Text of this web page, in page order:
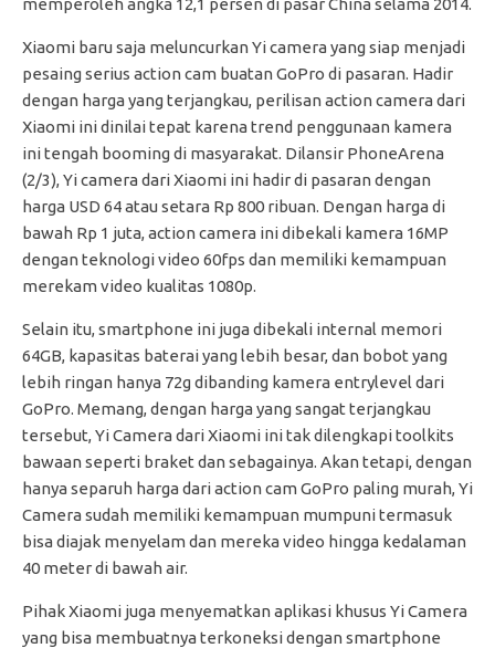
memperoleh angka 12,1 persen di pasar China selama 2014.
Xiaomi baru saja meluncurkan Yi camera yang siap menjadi
pesaing serius action cam buatan GoPro di pasaran. Hadir
dengan harga yang terjangkau, perilisan action camera dari
Xiaomi ini dinilai tepat karena trend penggunaan kamera
ini tengah booming di masyarakat. Dilansir PhoneArena
(2/3), Yi camera dari Xiaomi ini hadir di pasaran dengan
harga USD 64 atau setara Rp 800 ribuan. Dengan harga di
bawah Rp 1 juta, action camera ini dibekali kamera 16MP
dengan teknologi video 60fps dan memiliki kemampuan
merekam video kualitas 1080p.
Selain itu, smartphone ini juga dibekali internal memori
64GB, kapasitas baterai yang lebih besar, dan bobot yang
lebih ringan hanya 72g dibanding kamera entrylevel dari
GoPro. Memang, dengan harga yang sangat terjangkau
tersebut, Yi Camera dari Xiaomi ini tak dilengkapi toolkits
bawaan seperti braket dan sebagainya. Akan tetapi, dengan
hanya separuh harga dari action cam GoPro paling murah, Yi
Camera sudah memiliki kemampuan mumpuni termasuk
bisa diajak menyelam dan mereka video hingga kedalaman
40 meter di bawah air.
Pihak Xiaomi juga menyematkan aplikasi khusus Yi Camera
yang bisa membuatnya terkoneksi dengan smartphone